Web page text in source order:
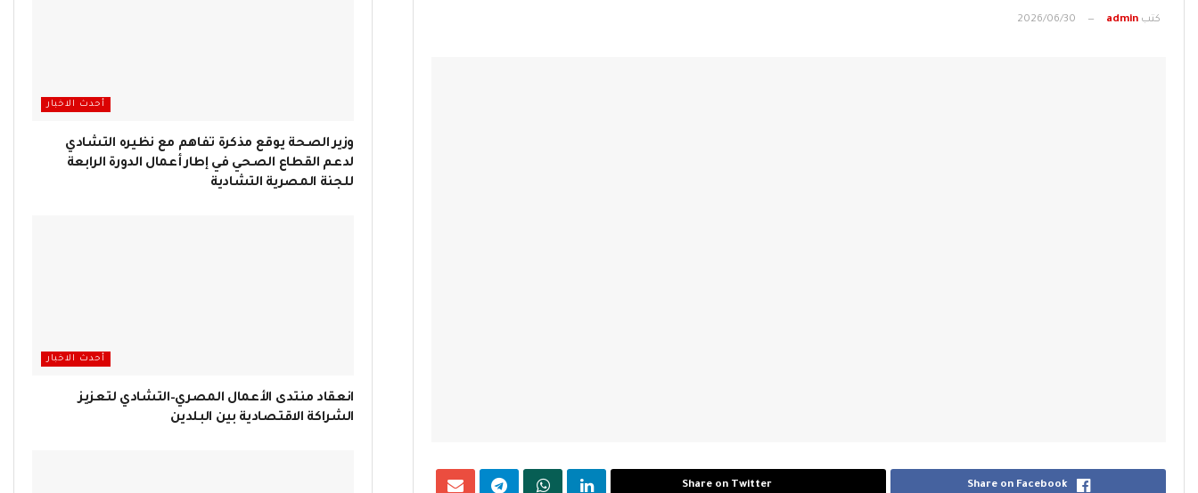
كتب admin
2026/06/30
Share on Facebook
Share on Twitter
أحدث الاخبار
وزير الصحة يوقع مذكرة تفاهم مع نظيره التشادي
لدعم القطاع الصحي في إطار أعمال الدورة الرابعة
للجنة المصرية التشادية
أحدث الاخبار
انعقاد منتدى الأعمال المصري–التشادي لتعزيز
الشراكة الاقتصادية بين البلدين